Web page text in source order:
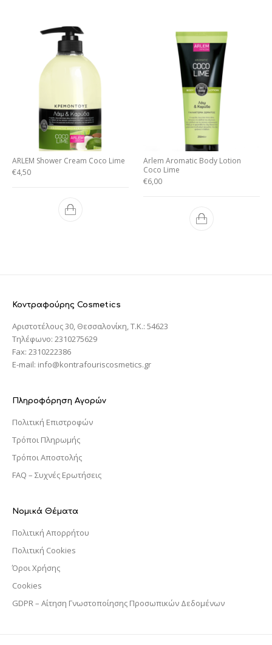
ARLEM Shower Cream Coco Lime
€4,50
Arlem Aromatic Body Lotion
Coco Lime
€6,00
Κοντραφούρης Cosmetics
Αριστοτέλους 30, Θεσσαλονίκη, T.K.: 54623
Τηλέφωνο: 2310275629
Fax: 2310222386
E-mail: info@kontrafouriscosmetics.gr
Πληροφόρηση Αγορών
Πολιτική Επιστροφών
Τρόποι Πληρωμής
Τρόποι Αποστολής
FAQ – Συχνές Ερωτήσεις
Νομικά Θέματα
Πολιτική Απορρήτου
Πολιτική Cookies
Όροι Χρήσης
Cookies
GDPR – Αίτηση Γνωστοποίησης Προσωπικών Δεδομένων